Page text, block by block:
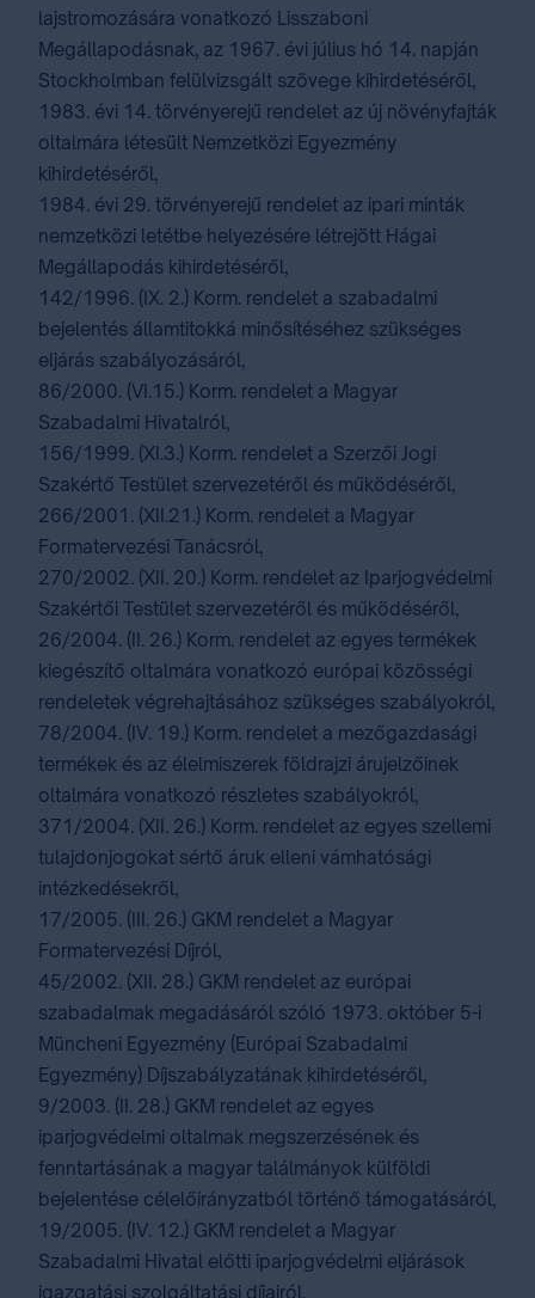
lajstromozására vonatkozó Lisszaboni
Megállapodásnak, az 1967. évi július hó 14. napján
Stockholmban felülvizsgált szövege kihirdetéséről,
1983. évi 14. törvényerejű rendelet az új növényfajták
oltalmára létesült Nemzetközi Egyezmény
kihirdetéséről,
1984. évi 29. törvényerejű rendelet az ipari minták
nemzetközi letétbe helyezésére létrejött Hágai
Megállapodás kihirdetéséről,
142/1996. (IX. 2.) Korm. rendelet a szabadalmi
bejelentés államtitokká minősítéséhez szükséges
eljárás szabályozásáról,
86/2000. (VI.15.) Korm. rendelet a Magyar
Szabadalmi Hivatalról,
156/1999. (XI.3.) Korm. rendelet a Szerzői Jogi
Szakértő Testület szervezetéről és működéséről,
266/2001. (XII.21.) Korm. rendelet a Magyar
Formatervezési Tanácsról,
270/2002. (XII. 20.) Korm. rendelet az Iparjogvédelmi
Szakértői Testület szervezetéről és működéséről,
26/2004. (II. 26.) Korm. rendelet az egyes termékek
kiegészítő oltalmára vonatkozó európai közösségi
rendeletek végrehajtásához szükséges szabályokról,
78/2004. (IV. 19.) Korm. rendelet a mezőgazdasági
termékek és az élelmiszerek földrajzi árujelzőinek
oltalmára vonatkozó részletes szabályokról,
371/2004. (XII. 26.) Korm. rendelet az egyes szellemi
tulajdonjogokat sértő áruk elleni vámhatósági
intézkedésekről,
17/2005. (III. 26.) GKM rendelet a Magyar
Formatervezési Díjról,
45/2002. (XII. 28.) GKM rendelet az európai
szabadalmak megadásáról szóló 1973. október 5-i
Müncheni Egyezmény (Európai Szabadalmi
Egyezmény) Díjszabályzatának kihirdetéséről,
9/2003. (II. 28.) GKM rendelet az egyes
iparjogvédelmi oltalmak megszerzésének és
fenntartásának a magyar találmányok külföldi
bejelentése célelőirányzatból történő támogatásáról,
19/2005. (IV. 12.) GKM rendelet a Magyar
Szabadalmi Hivatal előtti iparjogvédelmi eljárások
igazgatási szolgáltatási díjairól,